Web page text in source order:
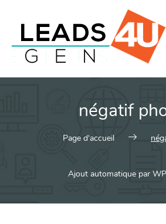
négatif
Page d'accueil
Ajout automatique par